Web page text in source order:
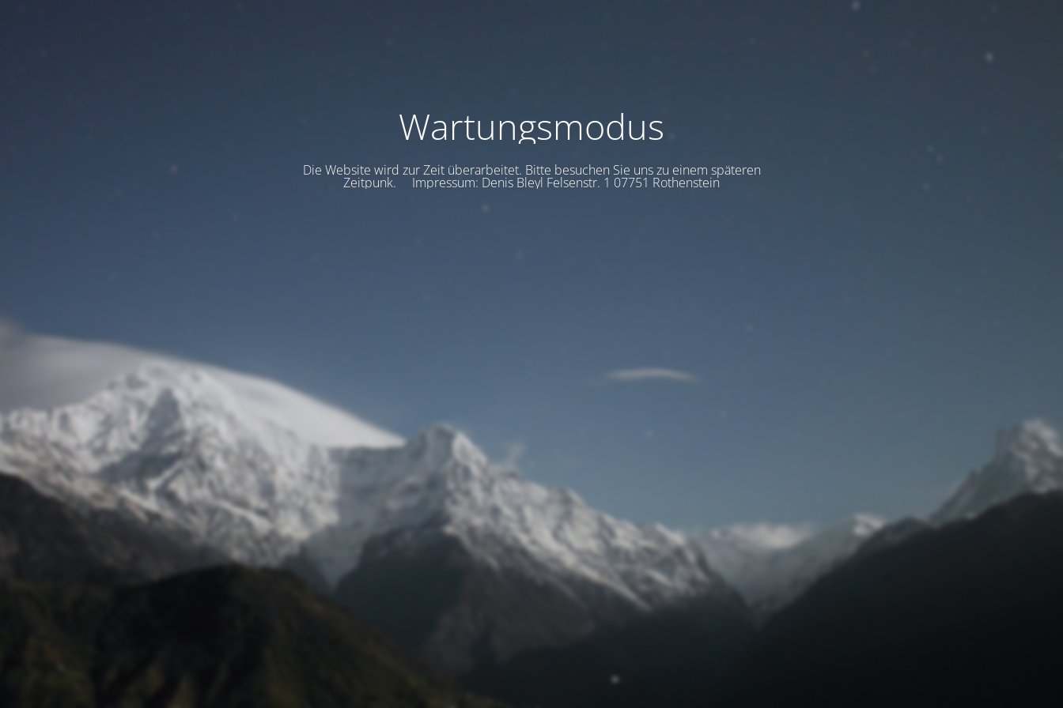
Wartungsmodus
Die Website wird zur Zeit überarbeitet. Bitte besuchen Sie uns zu einem späteren
Zeitpunk. Impressum: Denis Bleyl Felsenstr. 1 07751 Rothenstein